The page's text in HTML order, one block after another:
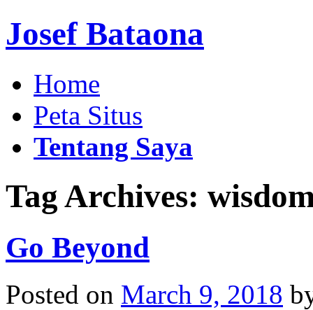
Josef Bataona
Home
Peta Situs
Tentang Saya
Tag Archives:
Go Beyond
Posted on March 9, 2018